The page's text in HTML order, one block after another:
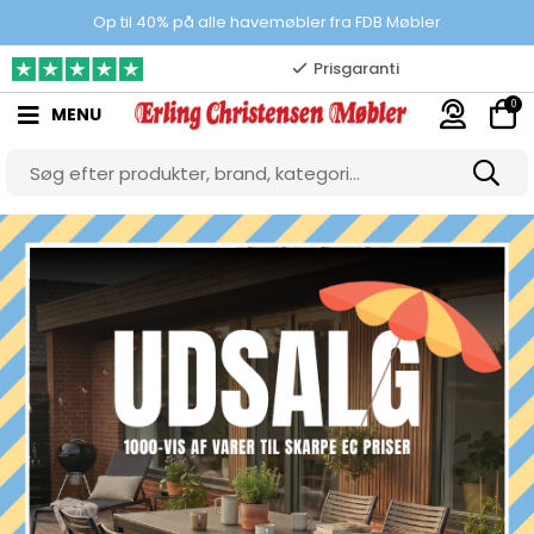
Op til 40% på alle havemøbler fra FDB Møbler
Prisgaranti
10.000 m2 showroom
Gratis & gode parkeringsforhold
MENU 0